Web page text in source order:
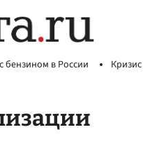
бензином в России